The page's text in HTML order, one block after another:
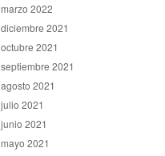
marzo 2022
diciembre 2021
octubre 2021
septiembre 2021
agosto 2021
julio 2021
junio 2021
mayo 2021